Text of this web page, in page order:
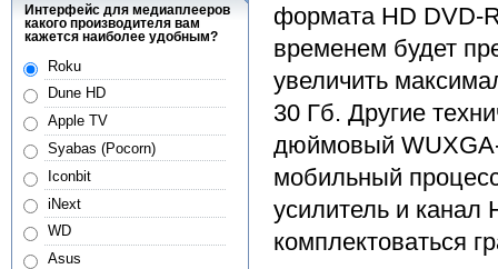
формата HD DVD-
временем будет
увеличить
30 Гб. Другие
дюймовый
мобильный
усилитель и канал
комплектоваться
Интерфейс для медиаплееров
какого производителя вам
кажется наиболее удобным?
Roku
Dune HD
Apple TV
Syabas (Pocorn)
Iconbit
iNext
WD
Asus